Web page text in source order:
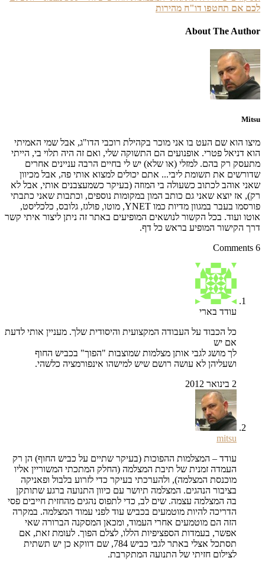
אם תחטפו דו"ח מהירות
About The
הוא שם העט בו אני מוכר בקהילת רוכבי הדו"ג, אבל שמי האמיתי
פטרי. אופנועים הם התשוקה שלי, ואם זה היה תלוי בי, הייתי
רק בהם. למזלי (או שלא) יש לי בחיים הרבה עניינים אחרים
את תשומת ליבי... אתם יכולים למצוא אותי פה, אבל מכיוון
אוהב לכתוב כשעולה בי המוזה (בעיקר כשמעצבנים אותי, אבל לא
יוצא שאני גם כותב המון במקומות נוספים, וכתבות שאני כתבתי
פורסמו בעבר במגוון מדיות כמו YNET, מוטו, פולגז, גלובס, כלכליסט,
ועוד. בכל הקשור לנושאים המופיעים באתר זה ניתן ליצור איתי קשר
הקישור המופיע בראש כל דף.
עודד בארי
כל הכבוד על העבודה המקצועית והיסודית שלך. מעניין אותי לדעת
אם יש
לך מושג לגבי אותן מצלמות שמוצבות "הפוך" בכביש החוף
ושעליהן לא עושה רושם שיש למישהו אינפורמציה כלשהי.
mitsu
עודד – המצלמות ההפוכות (בעיקר שתיים על כביש החוף) הן רק
העמדה זמנית של תיבת המצלמה (החלק המתכתי המשוריין אליו
מוכנסת המצלמה), ולהערכתי בעיקר כדי לזרוע בלבול ופאניקה
בציבור הנהגים. המצלמה תיושר עם כיוון התנועה ברגע שתותקן
בה המצלמה עצמה. שים לב, כדי לתפוס נהגים מהחזית חייבים פסי
הדריכה להיות מוטמעים בכביש עוד לפני עמוד המצלמה. במקרה
הזה הם מוטמעים אחרי העמוד, ומכאן המסקנה הברורה שאי
אפשר, בעמדות הספציפיות הללו, לצלם הפוך. לעומת זאת, אם
תסתכל אצלי באתר לגבי כביש 784, שם דווקא כן יש תשתית
לצילום חזיתי של התנועה המתקרבת.